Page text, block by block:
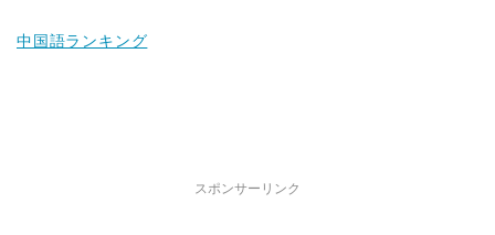
中国語ランキング
スポンサーリンク